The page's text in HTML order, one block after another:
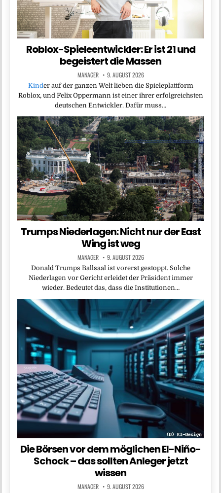
Roblox-Spieleentwickler: Er ist 21 und
begeistert die Massen
MANAGER 9. AUGUST 2026
Kinder auf der ganzen Welt lieben die Spieleplattform
Roblox, und Felix Oppermann ist einer ihrer erfolgreichsten
deutschen Entwickler. Dafür muss…
Trumps Niederlagen: Nicht nur der East
Wing ist weg
MANAGER 9. AUGUST 2026
Donald Trumps Ballsaal ist vorerst gestoppt. Solche
Niederlagen vor Gericht erleidet der Präsident immer
wieder. Bedeutet das, dass die Institutionen…
Die Börsen vor dem möglichen El-Niño-
Schock – das sollten Anleger jetzt
wissen
MANAGER 9. AUGUST 2026